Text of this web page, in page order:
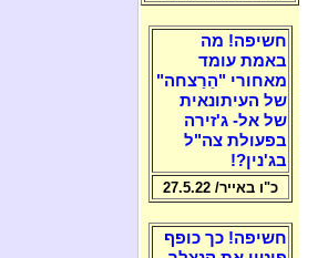
חשיפה! מה
באמת עומד
מאחורי "הֵרַצחה"
של העיתונאית
של אל- ג'זירה
בפעולת צה"ל
בג'נין?!
כ"ו באייר/ 27.5.22
חשיפה! כך כופף